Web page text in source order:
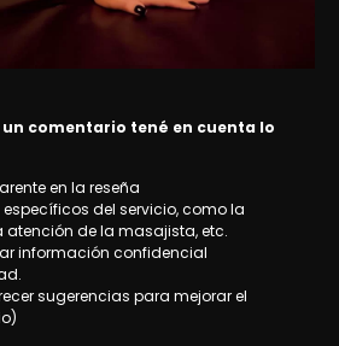
comentario tené en cuenta lo
en la reseña
del servicio, como la
de la masajista, etc.
información confidencial
sugerencias para mejorar el